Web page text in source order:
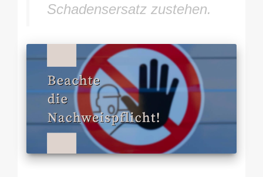
Schadensersatz zustehen.